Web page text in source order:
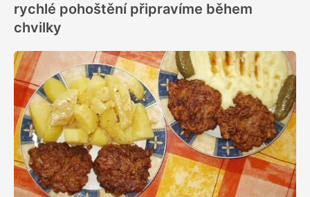
rychlé pohoštění připravíme během
chvilky